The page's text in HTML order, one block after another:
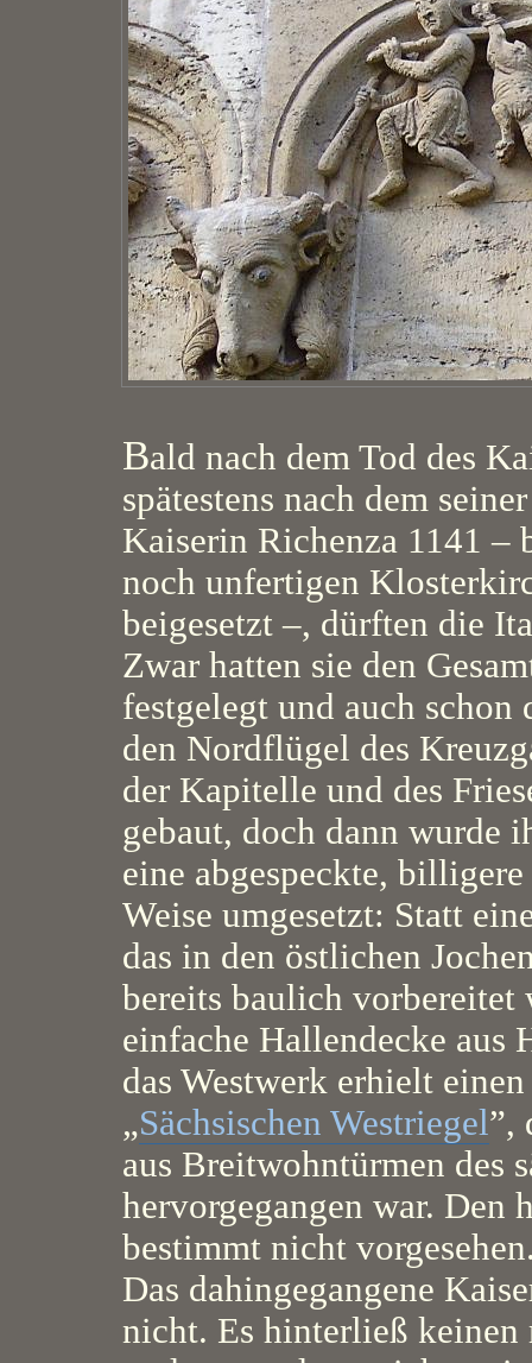
Bald nach dem Tod des
spätestens nach dem
Kaiserin Richenza 1141 –
noch unfertigen
beigesetzt –, dürften die
Zwar hatten sie den
festgelegt und auch schon
den Nordflügel des
der Kapitelle und des
gebaut, doch dann wurde
eine abgespeckte,
Weise umgesetzt: Statt
das in den östlichen
bereits baulich vorbereitet
einfache Hallendecke aus
das Westwerk erhielt
„Sächsischen Westriegel”,
aus Breitwohntürmen des
hervorgegangen war. Den
bestimmt nicht
Das dahingegangene
nicht. Es hinterließ keinen